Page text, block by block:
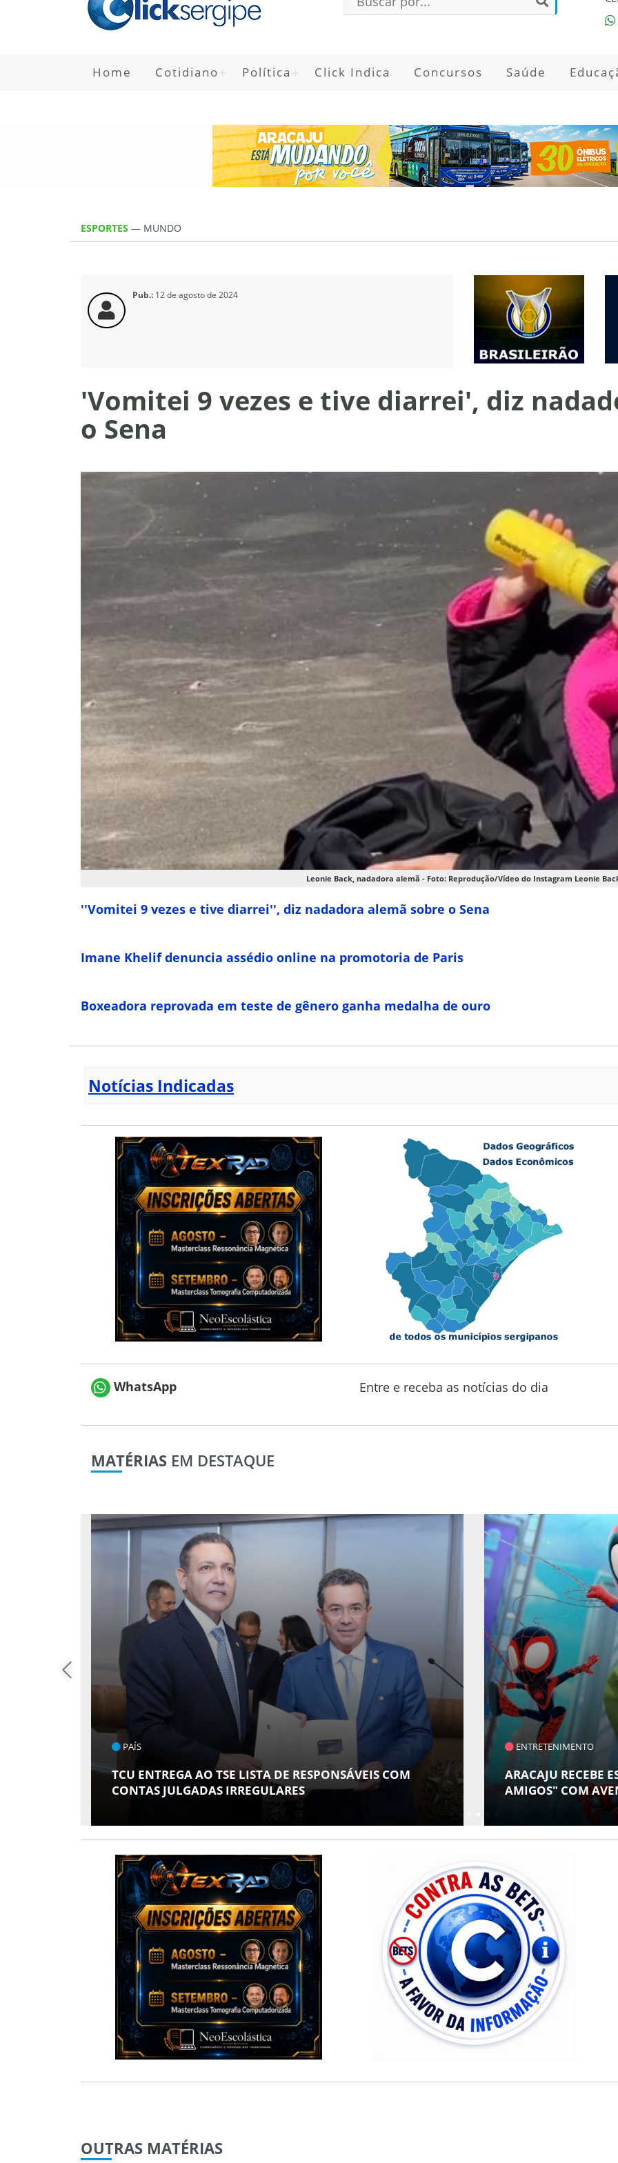
Home Cotidiano Política Click Indica Concursos Saúde
ESPORTES — MUNDO
Pub.: 12 de agosto de 2024
'Vomitei 9 vezes e tive diarrei', diz
o Sena
Leonie Back, nadadora alemã - Foto: Reprodução/Vídeo do Instagram Leonie
''Vomitei 9 vezes e tive diarrei'', diz nadadora alemã sobre o Sena
Imane Khelif denuncia assédio online na promotoria de Paris
Boxeadora reprovada em teste de gênero ganha medalha de ouro
Notícias Indicadas
WhatsApp Entre e receba as notícias do dia
MATÉRIAS EM DESTAQUE
LISTA DE RESPONSÁVEIS COM
ENTRETENIMENTO
ARACAJU RECEBE ESPETÁCULO INFANTIL "SPIDEY E SEUS
AMIGOS" COM AVENTURA AO VIVO NO TEATRO ATHENEU
OUTRAS MATÉRIAS